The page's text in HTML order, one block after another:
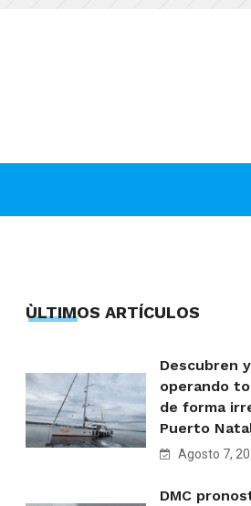
ÙLTIMOS ARTÍCULOS
Descubren
operando
de forma
Puerto
Agosto 7,
DMC